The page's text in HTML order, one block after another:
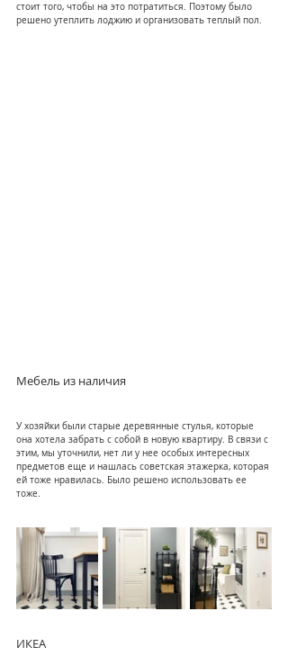
стоит того, чтобы на это потратиться. Поэтому было
решено утеплить лоджию и организовать теплый пол.
Мебель из наличия
У хозяйки были старые деревянные стулья, которые
она хотела забрать с собой в новую квартиру. В связи с
этим, мы уточнили, нет ли у нее особых интересных
предметов еще и нашлась советская этажерка, которая
ей тоже нравилась. Было решено использовать ее
тоже.
ИКЕА